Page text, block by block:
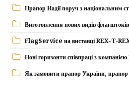
Прапор Надії поруч з національним
Виготовлення нових видів
FlagService на виставці REX-T-
Нові горизонти співпраці з
Як замовити прапор України,